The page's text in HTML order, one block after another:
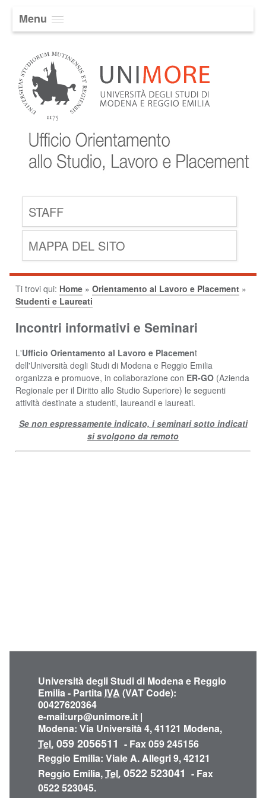
Menu
STAFF
MAPPA DEL SITO
Ti trovi qui: Home » Orientamento al Lavoro e Placement »
Studenti e Laureati
Incontri informativi e Seminari
L'Ufficio Orientamento al Lavoro e Placement
dell'Università degli Studi di Modena e Reggio Emilia
organizza e promuove, in collaborazione con ER-GO (Azienda
Regionale per il Diritto allo Studio Superiore) le seguenti
attività destinate a studenti, laureandi e laureati.
Se non espressamente indicato, i seminari sotto indicati
si svolgono da remoto
Università degli Studi di Modena e Reggio
Emilia - Partita IVA (VAT Code):
00427620364
e-mail:urp@unimore.it |
Modena: Via Università 4, 41121 Modena,
Tel. 059 2056511 - Fax 059 245156
Reggio Emilia: Viale A. Allegri 9, 42121
Reggio Emilia,Tel. 0522 523041 - Fax
0522 523045.